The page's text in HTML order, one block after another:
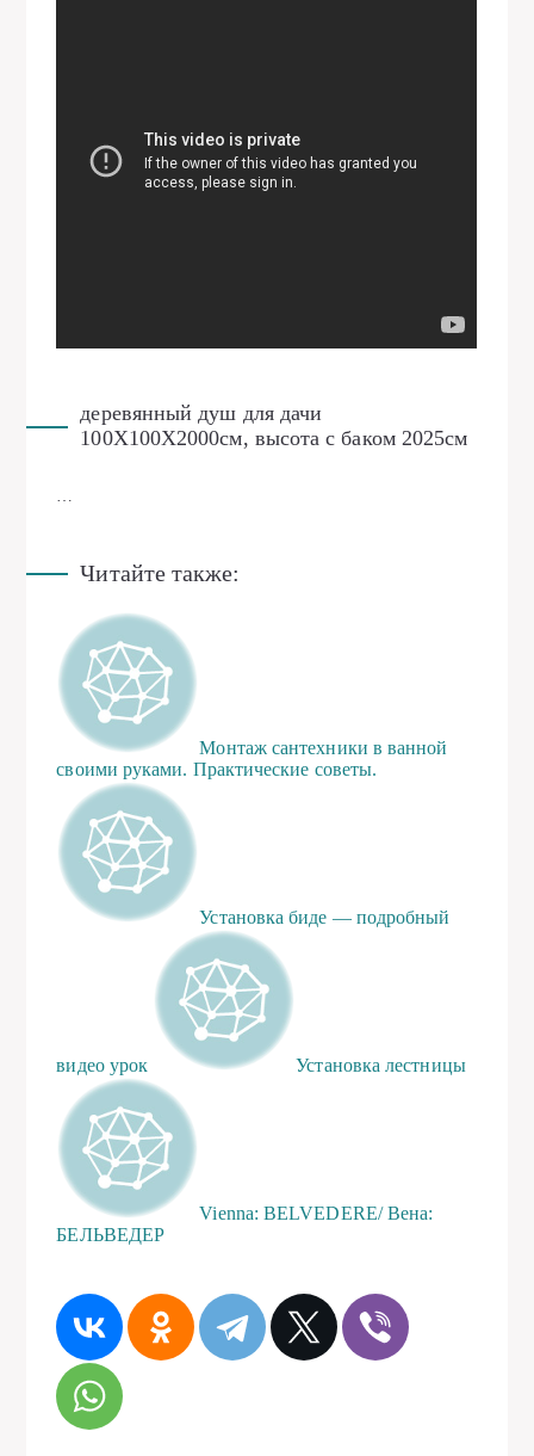
деревянный душ для дачи
100X100X2000см, высота с баком 2025см
Читайте также:
Монтаж сантехники в ванной
своими руками. Практические советы.
Установка биде — подробный
видео урок Установка лестницы
Vienna: BELVEDERE/ Вена:
БЕЛЬВЕДЕР